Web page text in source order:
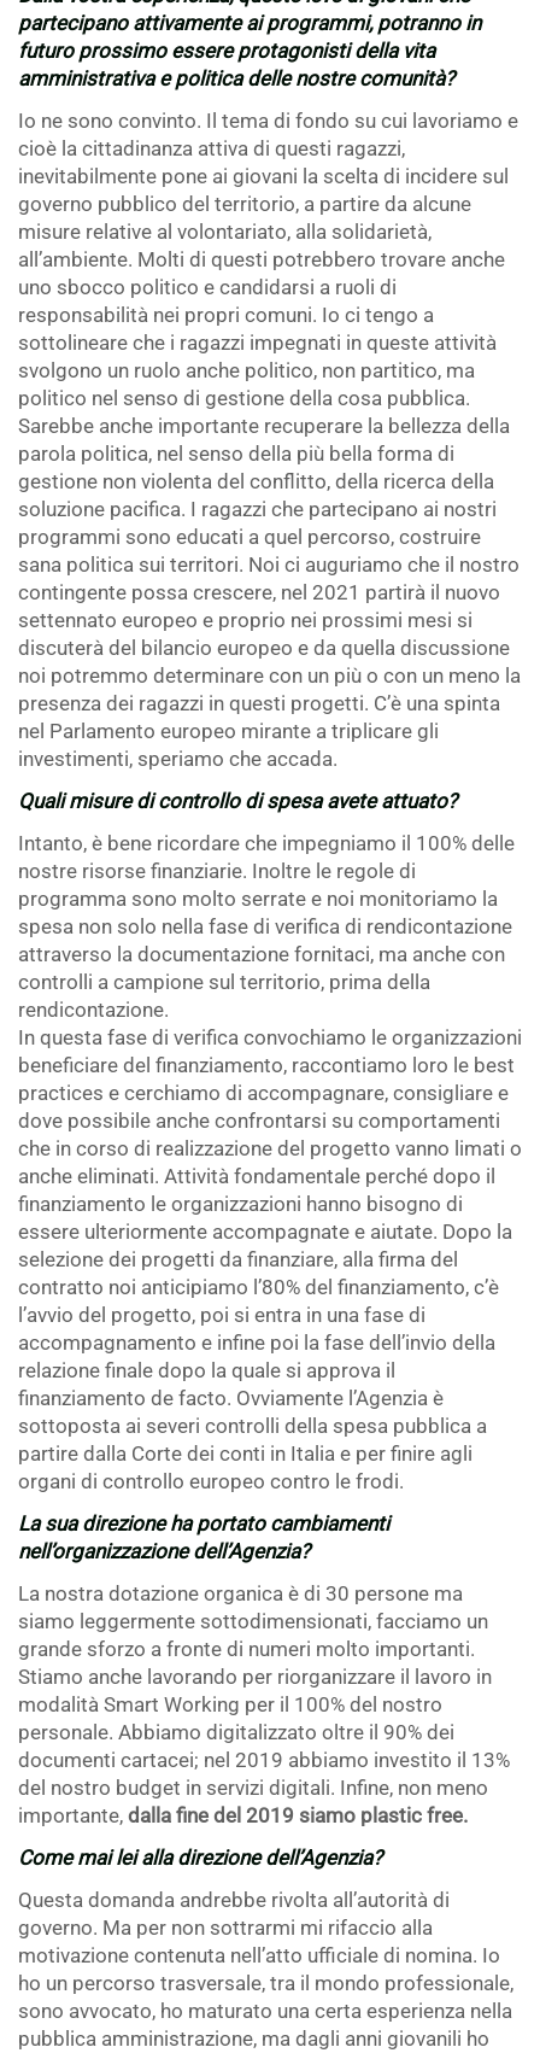
partecipano attivamente ai programmi, potranno in
futuro prossimo essere protagonisti della vita
amministrativa e politica delle nostre comunità?
Io ne sono convinto. Il tema di fondo su cui lavoriamo e
cioè la cittadinanza attiva di questi ragazzi,
inevitabilmente pone ai giovani la scelta di incidere sul
governo pubblico del territorio, a partire da alcune
misure relative al volontariato, alla solidarietà,
all’ambiente. Molti di questi potrebbero trovare anche
uno sbocco politico e candidarsi a ruoli di
responsabilità nei propri comuni. Io ci tengo a
sottolineare che i ragazzi impegnati in queste attività
svolgono un ruolo anche politico, non partitico, ma
politico nel senso di gestione della cosa pubblica.
Sarebbe anche importante recuperare la bellezza della
parola politica, nel senso della più bella forma di
gestione non violenta del conflitto, della ricerca della
soluzione pacifica. I ragazzi che partecipano ai nostri
programmi sono educati a quel percorso, costruire
sana politica sui territori. Noi ci auguriamo che il nostro
contingente possa crescere, nel 2021 partirà il nuovo
settennato europeo e proprio nei prossimi mesi si
discuterà del bilancio europeo e da quella discussione
noi potremmo determinare con un più o con un meno la
presenza dei ragazzi in questi progetti. C’è una spinta
nel Parlamento europeo mirante a triplicare gli
investimenti, speriamo che accada.
Quali misure di controllo di spesa avete attuato?
Intanto, è bene ricordare che impegniamo il 100% delle
nostre risorse finanziarie. Inoltre le regole di
programma sono molto serrate e noi monitoriamo la
spesa non solo nella fase di verifica di rendicontazione
attraverso la documentazione fornitaci, ma anche con
controlli a campione sul territorio, prima della
rendicontazione.
In questa fase di verifica convochiamo le organizzazioni
beneficiare del finanziamento, raccontiamo loro le best
practices e cerchiamo di accompagnare, consigliare e
dove possibile anche confrontarsi su comportamenti
che in corso di realizzazione del progetto vanno limati o
anche eliminati. Attività fondamentale perché dopo il
finanziamento le organizzazioni hanno bisogno di
essere ulteriormente accompagnate e aiutate. Dopo la
selezione dei progetti da finanziare, alla firma del
contratto noi anticipiamo l’80% del finanziamento, c’è
l’avvio del progetto, poi si entra in una fase di
accompagnamento e infine poi la fase dell’invio della
relazione finale dopo la quale si approva il
finanziamento de facto. Ovviamente l’Agenzia è
sottoposta ai severi controlli della spesa pubblica a
partire dalla Corte dei conti in Italia e per finire agli
organi di controllo europeo contro le frodi.
La sua direzione ha portato cambiamenti
nell’organizzazione dell’Agenzia?
La nostra dotazione organica è di 30 persone ma
siamo leggermente sottodimensionati, facciamo un
grande sforzo a fronte di numeri molto importanti.
Stiamo anche lavorando per riorganizzare il lavoro in
modalità Smart Working per il 100% del nostro
personale. Abbiamo digitalizzato oltre il 90% dei
documenti cartacei; nel 2019 abbiamo investito il 13%
del nostro budget in servizi digitali. Infine, non meno
importante, dalla fine del 2019 siamo plastic free.
Come mai lei alla direzione dell’Agenzia?
Questa domanda andrebbe rivolta all’autorità di
governo. Ma per non sottrarmi mi rifaccio alla
motivazione contenuta nell’atto ufficiale di nomina. Io
ho un percorso trasversale, tra il mondo professionale,
sono avvocato, ho maturato una certa esperienza nella
pubblica amministrazione, ma dagli anni giovanili ho